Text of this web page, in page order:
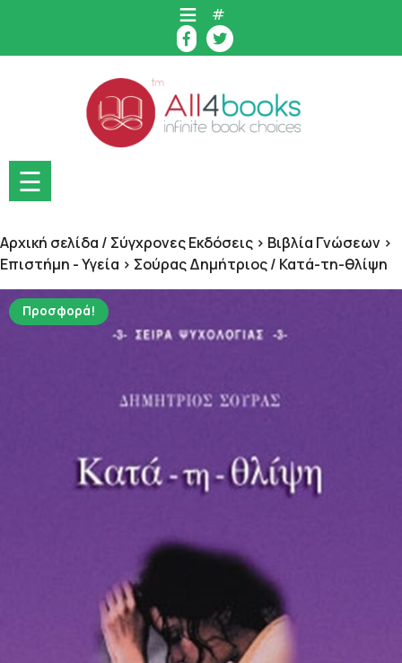
content
#
☰
Αρχική σελίδα / Σύγχρονες Εκδόσεις > Βιβλία Γνώσεων >
Επιστήμη - Υγεία > Σούρας Δημήτριος/ Κατά-τη-θλίψη
Προσφορά!